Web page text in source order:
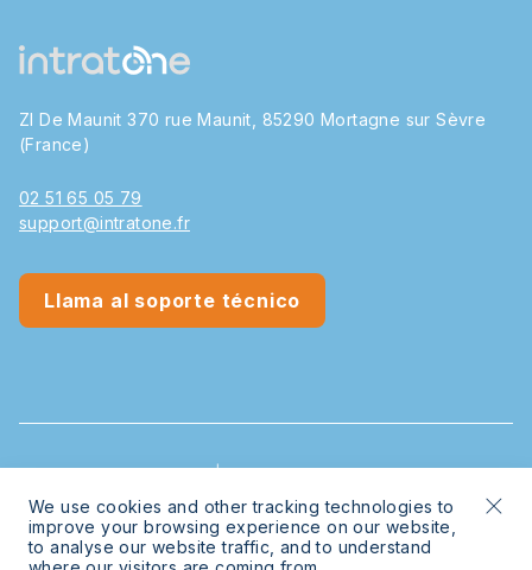
ZI De Maunit 370 rue Maunit, 85290 Mortagne sur Sèvre
(France)
02 51 65 05 79
support@intratone.fr
Llama al soporte técnico
© 2026 Intratone | Intratone is a Cogelec brand
Legal Sitemap
We use cookies and other tracking technologies to
improve your browsing experience on our website,
to analyse our website traffic, and to understand